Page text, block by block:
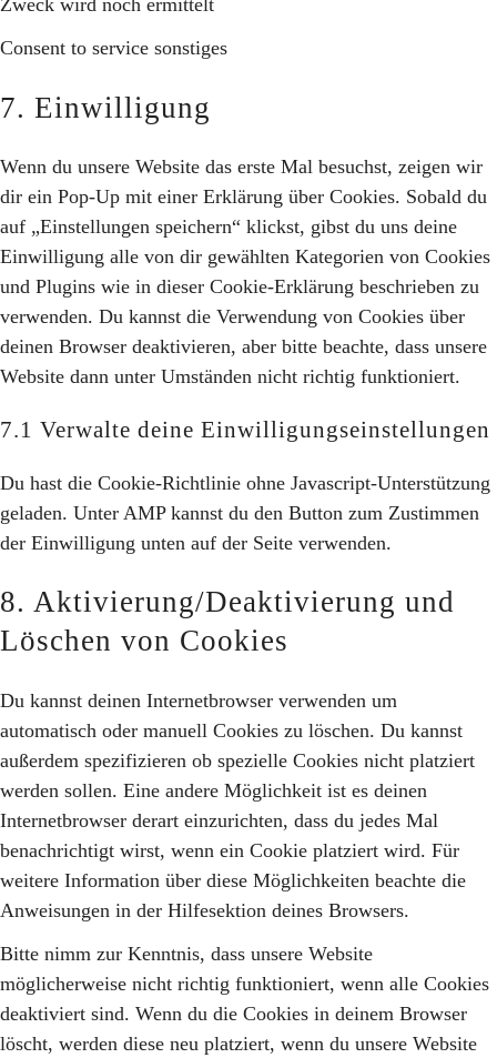
Zweck wird noch ermittelt
Consent to service sonstiges
7. Einwilligung
Wenn du unsere Website das erste Mal besuchst, zeigen wir
dir ein Pop-Up mit einer Erklärung über Cookies. Sobald du
auf „Einstellungen speichern“ klickst, gibst du uns deine
Einwilligung alle von dir gewählten Kategorien von Cookies
und Plugins wie in dieser Cookie-Erklärung beschrieben zu
verwenden. Du kannst die Verwendung von Cookies über
deinen Browser deaktivieren, aber bitte beachte, dass unsere
Website dann unter Umständen nicht richtig funktioniert.
7.1 Verwalte deine Einwilligungseinstellungen
Du hast die Cookie-Richtlinie ohne Javascript-Unterstützung
geladen. Unter AMP kannst du den Button zum Zustimmen
der Einwilligung unten auf der Seite verwenden.
8. Aktivierung/Deaktivierung und
Löschen von Cookies
Du kannst deinen Internetbrowser verwenden um
automatisch oder manuell Cookies zu löschen. Du kannst
außerdem spezifizieren ob spezielle Cookies nicht platziert
werden sollen. Eine andere Möglichkeit ist es deinen
Internetbrowser derart einzurichten, dass du jedes Mal
benachrichtigt wirst, wenn ein Cookie platziert wird. Für
weitere Information über diese Möglichkeiten beachte die
Anweisungen in der Hilfesektion deines Browsers.
Bitte nimm zur Kenntnis, dass unsere Website
möglicherweise nicht richtig funktioniert, wenn alle Cookies
deaktiviert sind. Wenn du die Cookies in deinem Browser
löscht, werden diese neu platziert, wenn du unsere Website